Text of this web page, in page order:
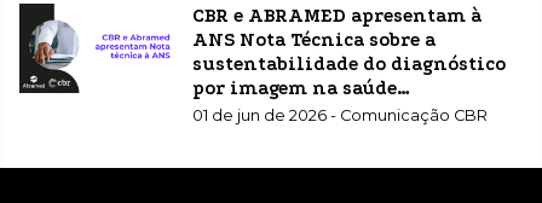
CBR e ABRAMED apresentam à
ANS Nota Técnica sobre a
sustentabilidade do diagnóstico
por imagem na saúde
suplementar
01 de jun de 2026 - Comunicação CBR